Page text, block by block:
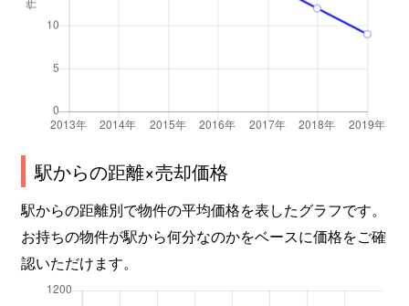
駅からの距離×売却価格
駅からの距離別で物件の平均価格を表したグラフです。
お持ちの物件が駅から何分なのかをベースに価格をご確
認いただけます。